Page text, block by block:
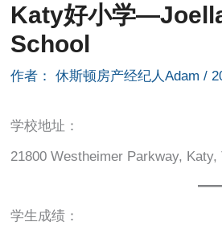
Katy好小学
School
作者： 休斯顿房产经纪人Adam/
学校地址：
21800 Westheimer Parkway, Katy,
学生成绩：